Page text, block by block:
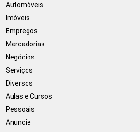
Automóveis
Imóveis
Empregos
Mercadorias
Negócios
Serviços
Diversos
Aulas e Cursos
Pessoais
Anuncie